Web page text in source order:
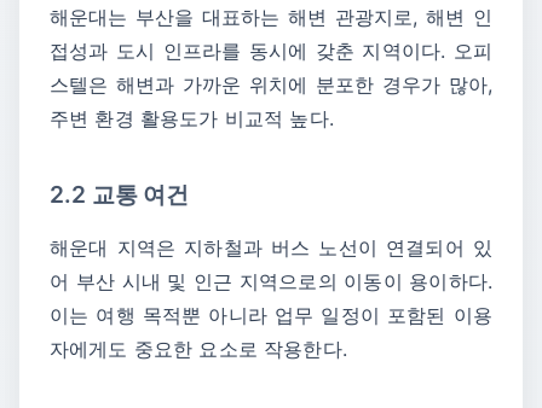
해운대는 부산을 대표하는 해변 관광지로, 해변 인
접성과 도시 인프라를 동시에 갖춘 지역이다. 오피
스텔은 해변과 가까운 위치에 분포한 경우가 많아,
주변 환경 활용도가 비교적 높다.
2.2 교통 여건
해운대 지역은 지하철과 버스 노선이 연결되어 있
어 부산 시내 및 인근 지역으로의 이동이 용이하다.
이는 여행 목적뿐 아니라 업무 일정이 포함된 이용
자에게도 중요한 요소로 작용한다.